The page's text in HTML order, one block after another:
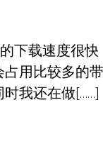
下载速度很
用比较多的
我还在做[……]